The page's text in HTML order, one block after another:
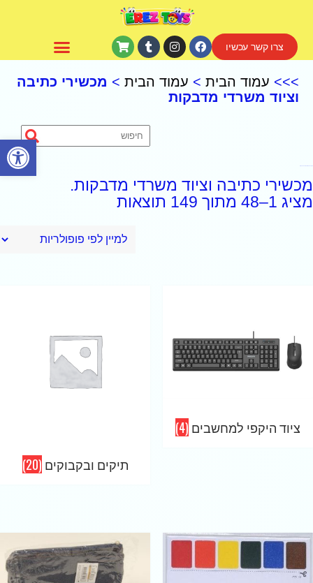
פתח סרגל נגישות
צרו קשר עכשיו
>>> עמוד הבית > עמוד הבית > מכשירי כתיבה
וציוד משרדי מדבקות
מכשירי כתיבה וציוד משרדי מדבקות.
מציג 1–48 מתוך 149 תוצאות
ציוד היקפי למחשבים (4)
תיקים ובקבוקים (20)